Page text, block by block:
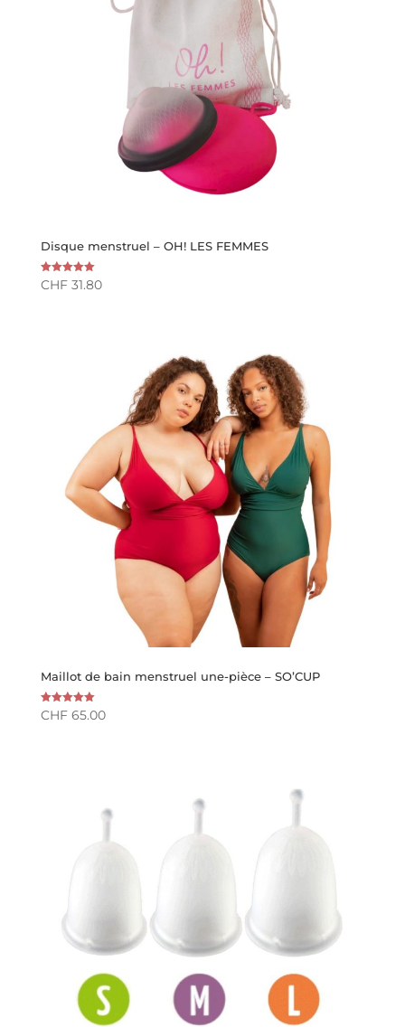
Disque menstruel – OH! LES FEMMES
Note
5.00
CHF31.80
Maillot de bain menstruel une-pièce – SO’CUP
Note
5.00
CHF65.00